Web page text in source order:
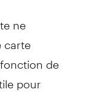
ne
de
pour